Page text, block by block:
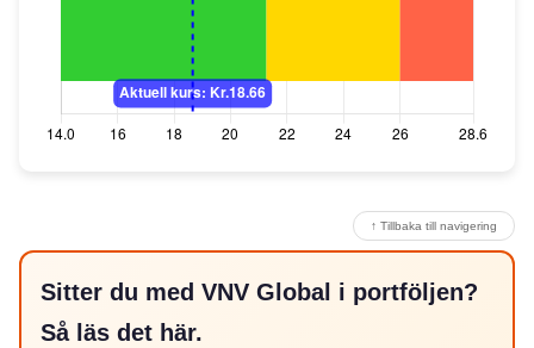
↑ Tillbaka till navigering
Sitter du med VNV Global i portföljen?
Så läs det här.